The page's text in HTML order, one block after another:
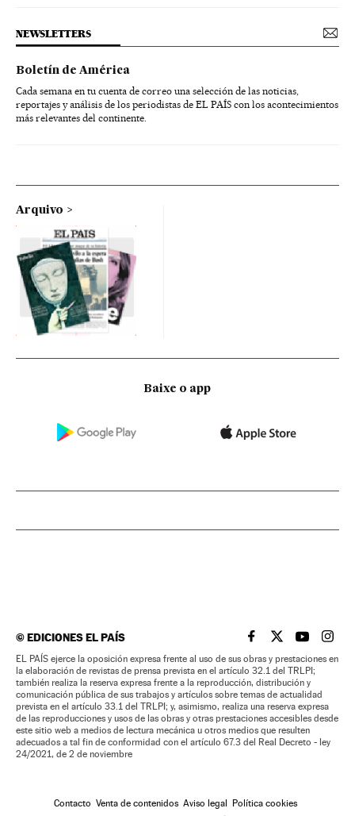
NEWSLETTERS
Boletín de América
Cada semana en tu cuenta de correo una selección de las noticias,
reportajes y análisis de los periodistas de EL PAÍS con los acontecimientos
más relevantes del continente.
Arquivo
Baixe o app
©EDICIONES EL PAÍS EL PAÍS BRASIL EN
EL PAÍSEL PAÍS
EL
EL PAÍS ejerce la oposición expresa frente al uso de sus obras y prestaciones en
la elaboración de revistas de prensa prevista en el artículo 32.1 del TRLPI;
también realiza la reserva expresa frente a la reproducción, distribución y
comunicación pública de sus trabajos y artículos sobre temas de actualidad
prevista en el artículo 33.1 del TRLPI; y, asimismo, realiza una reserva expresa
de las reproducciones y usos de las obras y otras prestaciones accesibles desde
este sitio web a medios de lectura mecánica u otros medios que resulten
adecuados a tal fin de conformidad con el artículo 67.3 del Real Decreto - ley
24/2021, de 2 de noviembre
Contacto Venta de contenidos Aviso legal Política cookies